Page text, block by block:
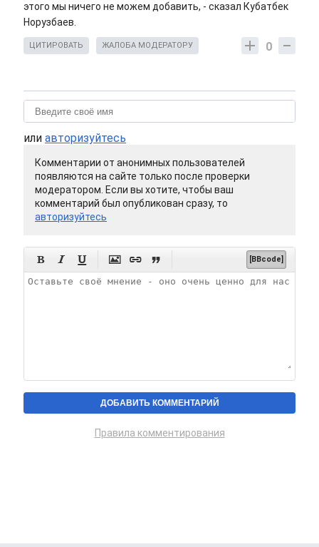
этого мы ничего не можем добавить, - сказал Кубатбек
Норузбаев.
0
ЦИТИРОВАТЬ ЖАЛОБА МОДЕРАТОРУ
или авторизуйтесь
Комментарии от анонимных пользователей
появляются на сайте только после проверки
модератором. Если вы хотите, чтобы ваш
комментарий был опубликован сразу, то
авторизуйтесь
      [BBcode]
Правила комментирования